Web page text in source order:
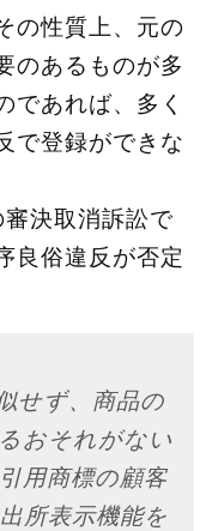
の性質上、元の
のあるものが多
であれば、多く
で登録ができな
決取消訴訟で
良俗違反が否定
せず、商品の
おそれがない
用商標の顧客
所表示機能を